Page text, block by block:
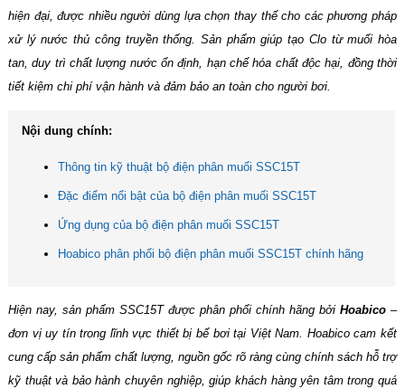
hiện đại, được nhiều người dùng lựa chọn thay thế cho các phương pháp
xử lý nước thủ công truyền thống. Sản phẩm giúp tạo Clo từ muối hòa
tan, duy trì chất lượng nước ổn định, hạn chế hóa chất độc hại, đồng thời
tiết kiệm chi phí vận hành và đảm bảo an toàn cho người bơi.
Nội dung chính:
Thông tin kỹ thuật bộ điện phân muối SSC15T
Đặc điểm nổi bật của bộ điện phân muối SSC15T
Ứng dụng của bộ điện phân muối SSC15T
Hoabico phân phối bộ điện phân muối SSC15T chính hãng
Hiện nay, sản phẩm SSC15T được phân phối chính hãng bởiHoabico–
đơn vị uy tín trong lĩnh vực thiết bị bể bơi tại Việt Nam. Hoabico cam kết
cung cấp sản phẩm chất lượng, nguồn gốc rõ ràng cùng chính sách hỗ trợ
kỹ thuật và bảo hành chuyên nghiệp, giúp khách hàng yên tâm trong quá